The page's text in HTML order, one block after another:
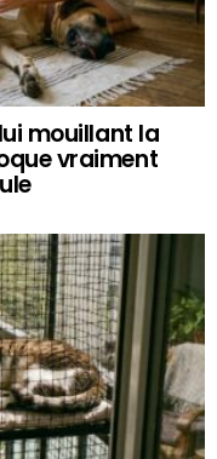
mouillant la
vraiment